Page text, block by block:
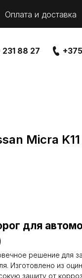
88 27
Оплата и доставка
Micra
для
решение для
Изготовлено из
защиту от